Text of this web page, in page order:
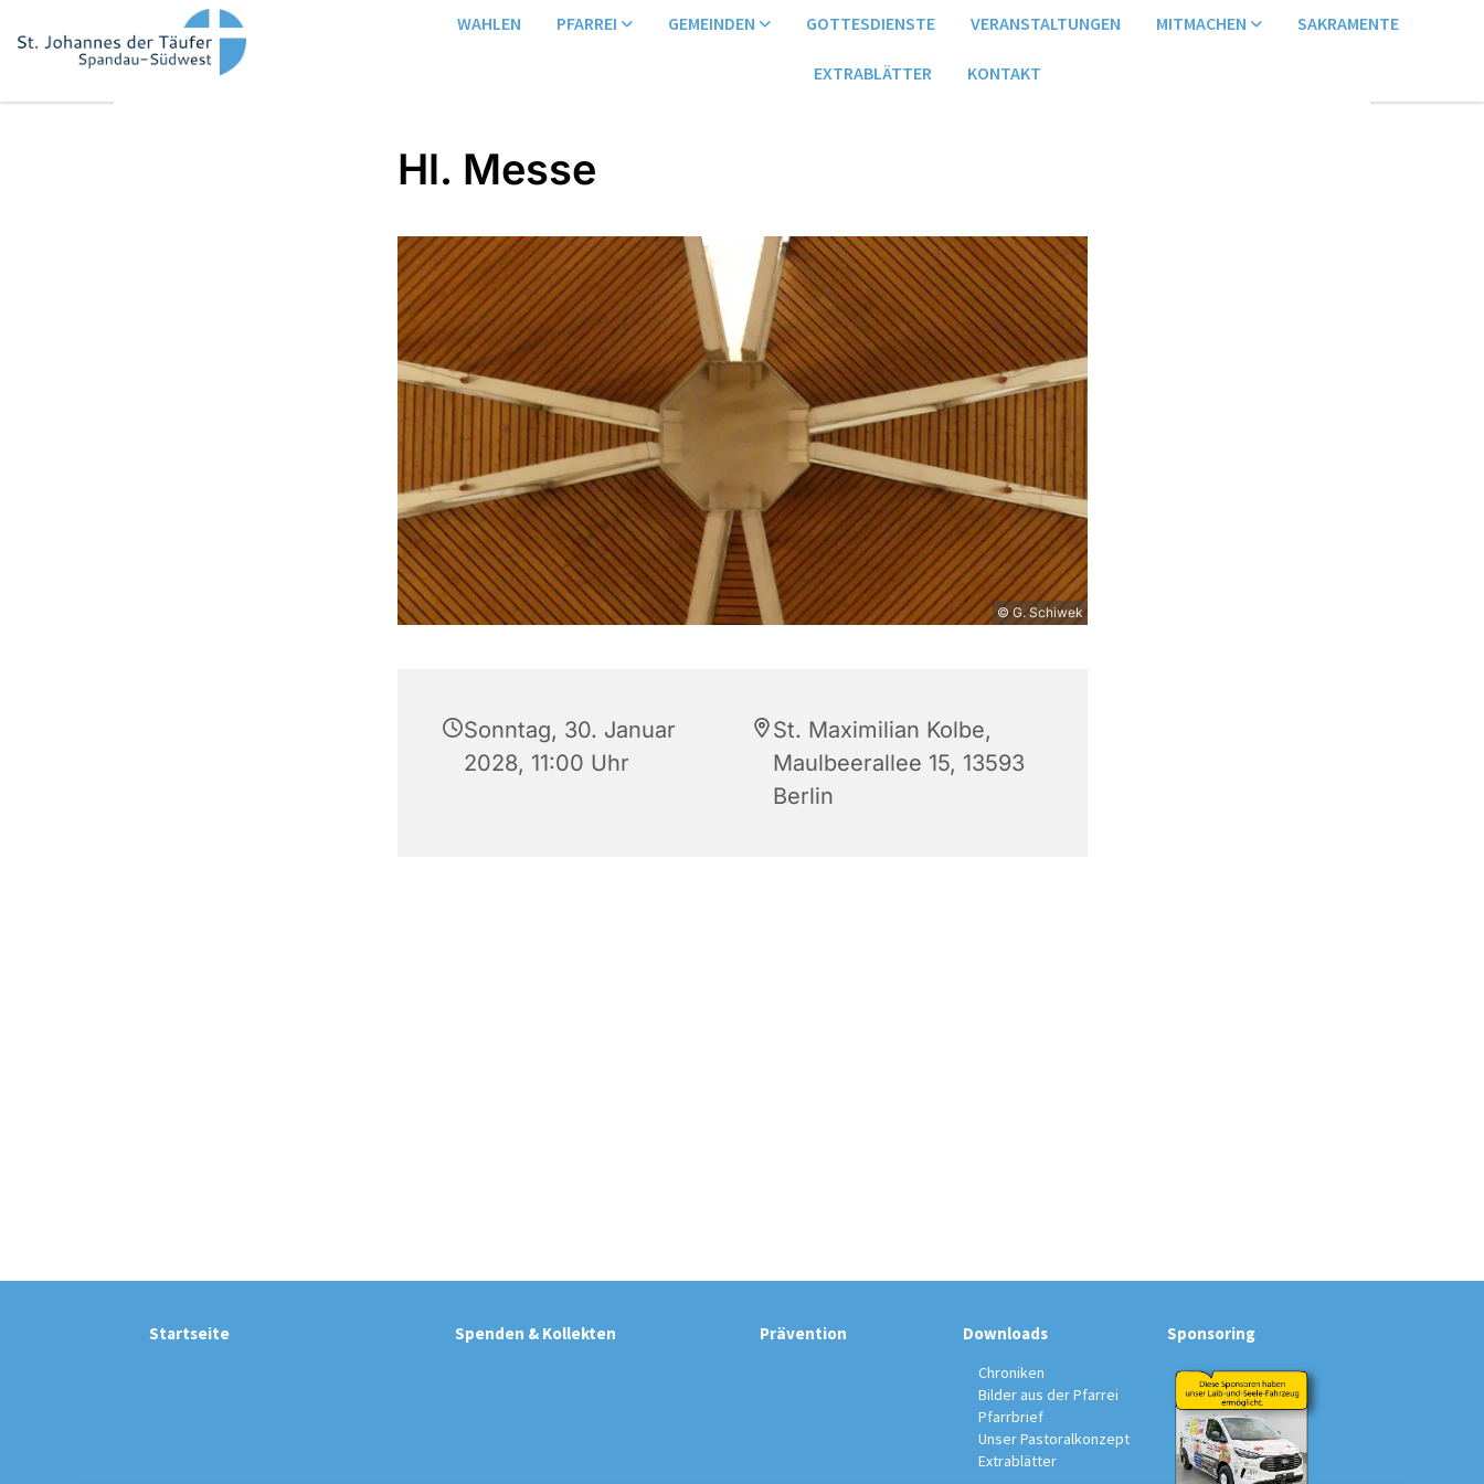
WAHLEN PFARREI GEMEINDEN GOTTESDIENSTE VERANSTALTUNGEN MITMACHEN SAKRAMENTE
EXTRABLÄTTER KONTAKT
Hl. Messe
© G. Schiwek
Sonntag, 30. Januar
2028, 11:00 Uhr
St. Maximilian Kolbe,
Maulbeerallee 15, 13593
Berlin
Startseite Spenden & Kollekten Prävention Downloads
Chroniken
Bilder aus der Pfarrei
Pfarrbrief
Unser Pastoralkonzept
Extrablätter
Sponsoring